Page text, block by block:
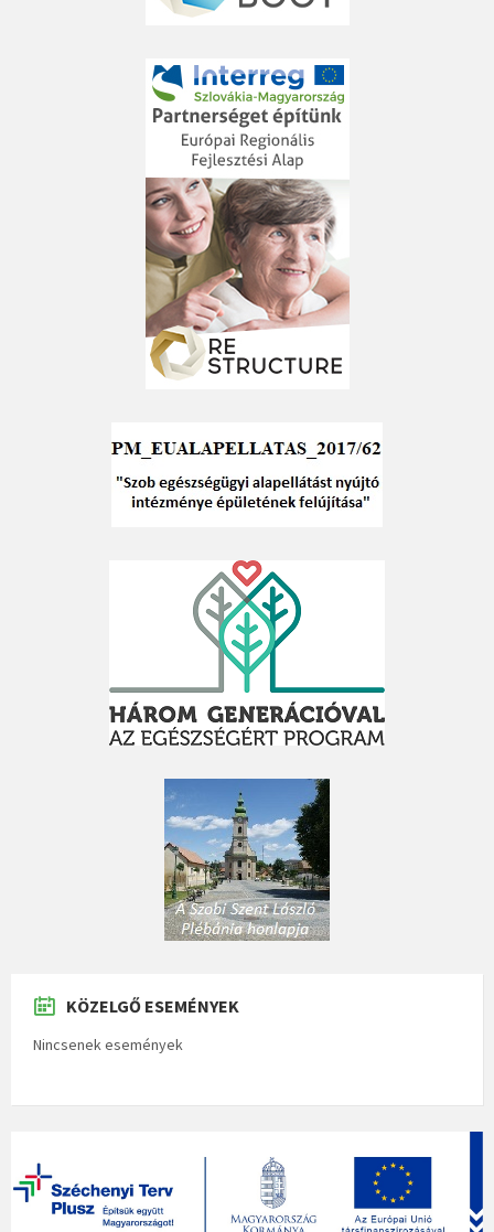
KÖZELGŐ ESEMÉNYEK
Nincsenek események